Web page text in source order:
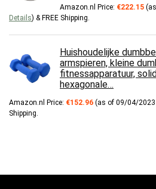
Amazon.nl Price: €222.15
Details) & FREE Shipping.
Huishoudelijke
armspieren, kleine
fitnessapparatuur,
hexagonale…
Amazon.nl Price: €152.96 (as of 09/04/2023
Shipping.